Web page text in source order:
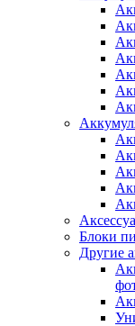
Блоки
Другие